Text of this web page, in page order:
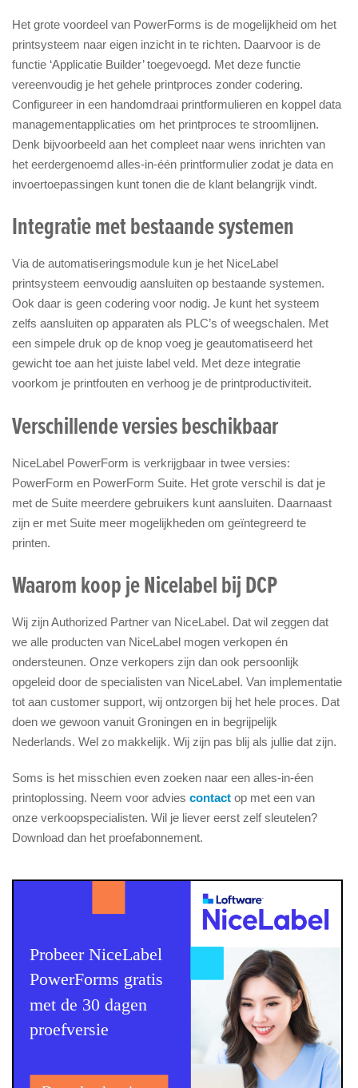
Het grote voordeel van PowerForms is de mogelijkheid om het
printsysteem naar eigen inzicht in te richten. Daarvoor is de
functie ‘Applicatie Builder’ toegevoegd. Met deze functie
vereenvoudig je het gehele printproces zonder codering.
Configureer in een handomdraai printformulieren en koppel data
managementapplicaties om het printproces te stroomlijnen.
Denk bijvoorbeeld aan het compleet naar wens inrichten van
het eerdergenoemd alles-in-één printformulier zodat je data en
invoertoepassingen kunt tonen die de klant belangrijk vindt.
Integratie met bestaande systemen
Via de automatiseringsmodule kun je het NiceLabel
printsysteem eenvoudig aansluiten op bestaande systemen.
Ook daar is geen codering voor nodig. Je kunt het systeem
zelfs aansluiten op apparaten als PLC’s of weegschalen. Met
een simpele druk op de knop voeg je geautomatiseerd het
gewicht toe aan het juiste label veld. Met deze integratie
voorkom je printfouten en verhoog je de printproductiviteit.
Verschillende versies beschikbaar
NiceLabel PowerForm is verkrijgbaar in twee versies:
PowerForm en PowerForm Suite. Het grote verschil is dat je
met de Suite meerdere gebruikers kunt aansluiten. Daarnaast
zijn er met Suite meer mogelijkheden om geïntegreerd te
printen.
Waarom koop je Nicelabel bij DCP
Wij zijn Authorized Partner van NiceLabel. Dat wil zeggen dat
we alle producten van NiceLabel mogen verkopen én
ondersteunen. Onze verkopers zijn dan ook persoonlijk
opgeleid door de specialisten van NiceLabel. Van implementatie
tot aan customer support, wij ontzorgen bij het hele proces. Dat
doen we gewoon vanuit Groningen en in begrijpelijk
Nederlands. Wel zo makkelijk. Wij zijn pas blij als jullie dat zijn.
Soms is het misschien even zoeken naar een alles-in-éen
printoplossing. Neem voor advies contact op met een van
onze verkoopspecialisten. Wil je liever eerst zelf sleutelen?
Download dan het proefabonnement.